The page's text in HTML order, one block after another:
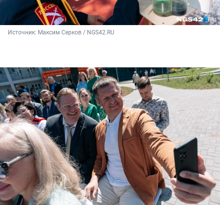
Источник: Максим Серков / NGS42.RU